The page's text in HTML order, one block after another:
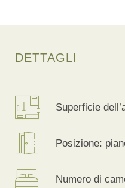
DETTAGLI
Superficie
Posizione:
Numero di